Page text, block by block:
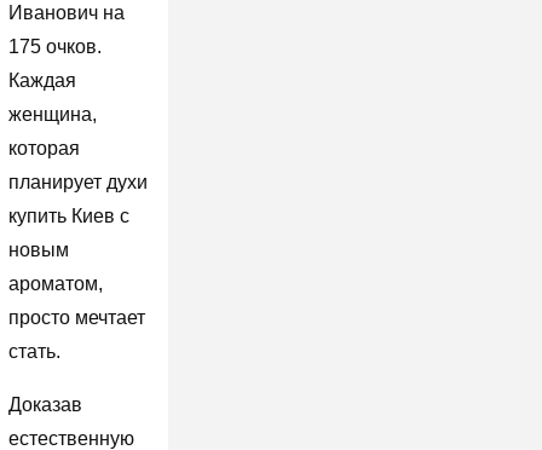
Иванович на
175 очков.
Каждая
женщина,
которая
планирует духи
купить Киев с
новым
ароматом,
просто мечтает
стать.
Доказав
естественную